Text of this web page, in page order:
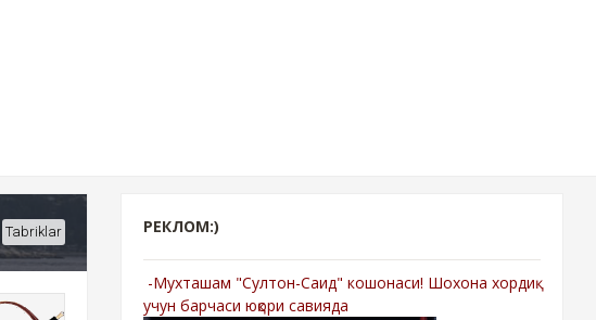
Tabriklar РЕКЛОМ:)
-Мухташам "Султон-Саид" кошонаси! Шохона хордиқ
учун барчаси юқори савияда